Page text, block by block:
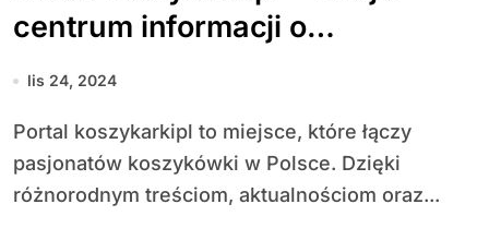
centrum informacji o
koszykówce w Polsce
lis 24, 2024
Portal koszykarkipl to miejsce, które łączy
pasjonatów koszykówki w Polsce. Dzięki
różnorodnym treściom, aktualnościom oraz...